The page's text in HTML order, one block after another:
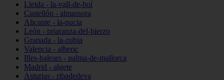
Lleida - la-vall-de-boí
Castellón - almassora
Alicante - la-nucia
León - priaranza-del-bierzo
Granada - la-zubia
Valencia - alberic
Illes-balears - palma-de-mallorca
Madrid - algete
Asturias - ribadedeva